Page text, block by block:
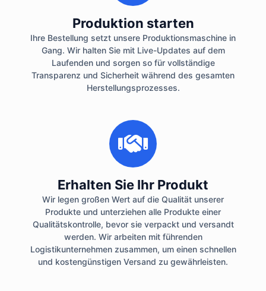
Produktion starten
Ihre Bestellung setzt unsere Produktionsmaschine in
Gang. Wir halten Sie mit Live-Updates auf dem
Laufenden und sorgen so für vollständige
Transparenz und Sicherheit während des gesamten
Herstellungsprozesses.
Erhalten Sie Ihr Produkt
Wir legen großen Wert auf die Qualität unserer
Produkte und unterziehen alle Produkte einer
Qualitätskontrolle, bevor sie verpackt und versandt
werden. Wir arbeiten mit führenden
Logistikunternehmen zusammen, um einen schnellen
und kostengünstigen Versand zu gewährleisten.